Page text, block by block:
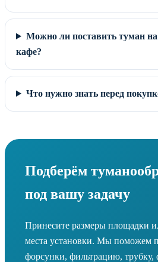
Можно ли поставить туман
кафе?
Что нужно знать перед
Подберём
под вашу задачу
Принесите размеры площадки
места установки. Мы поможем
форсунки, фильтрацию, трубку,